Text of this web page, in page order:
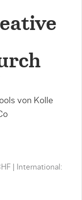
von Kolle
International: